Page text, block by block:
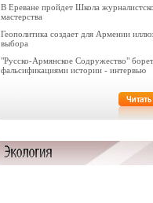
В Ереване пройдет Школа
мастерства
Геополитика создает для Армении
выбора
"Русско-Армянское Содружество"
фальсификациями истории - интервью